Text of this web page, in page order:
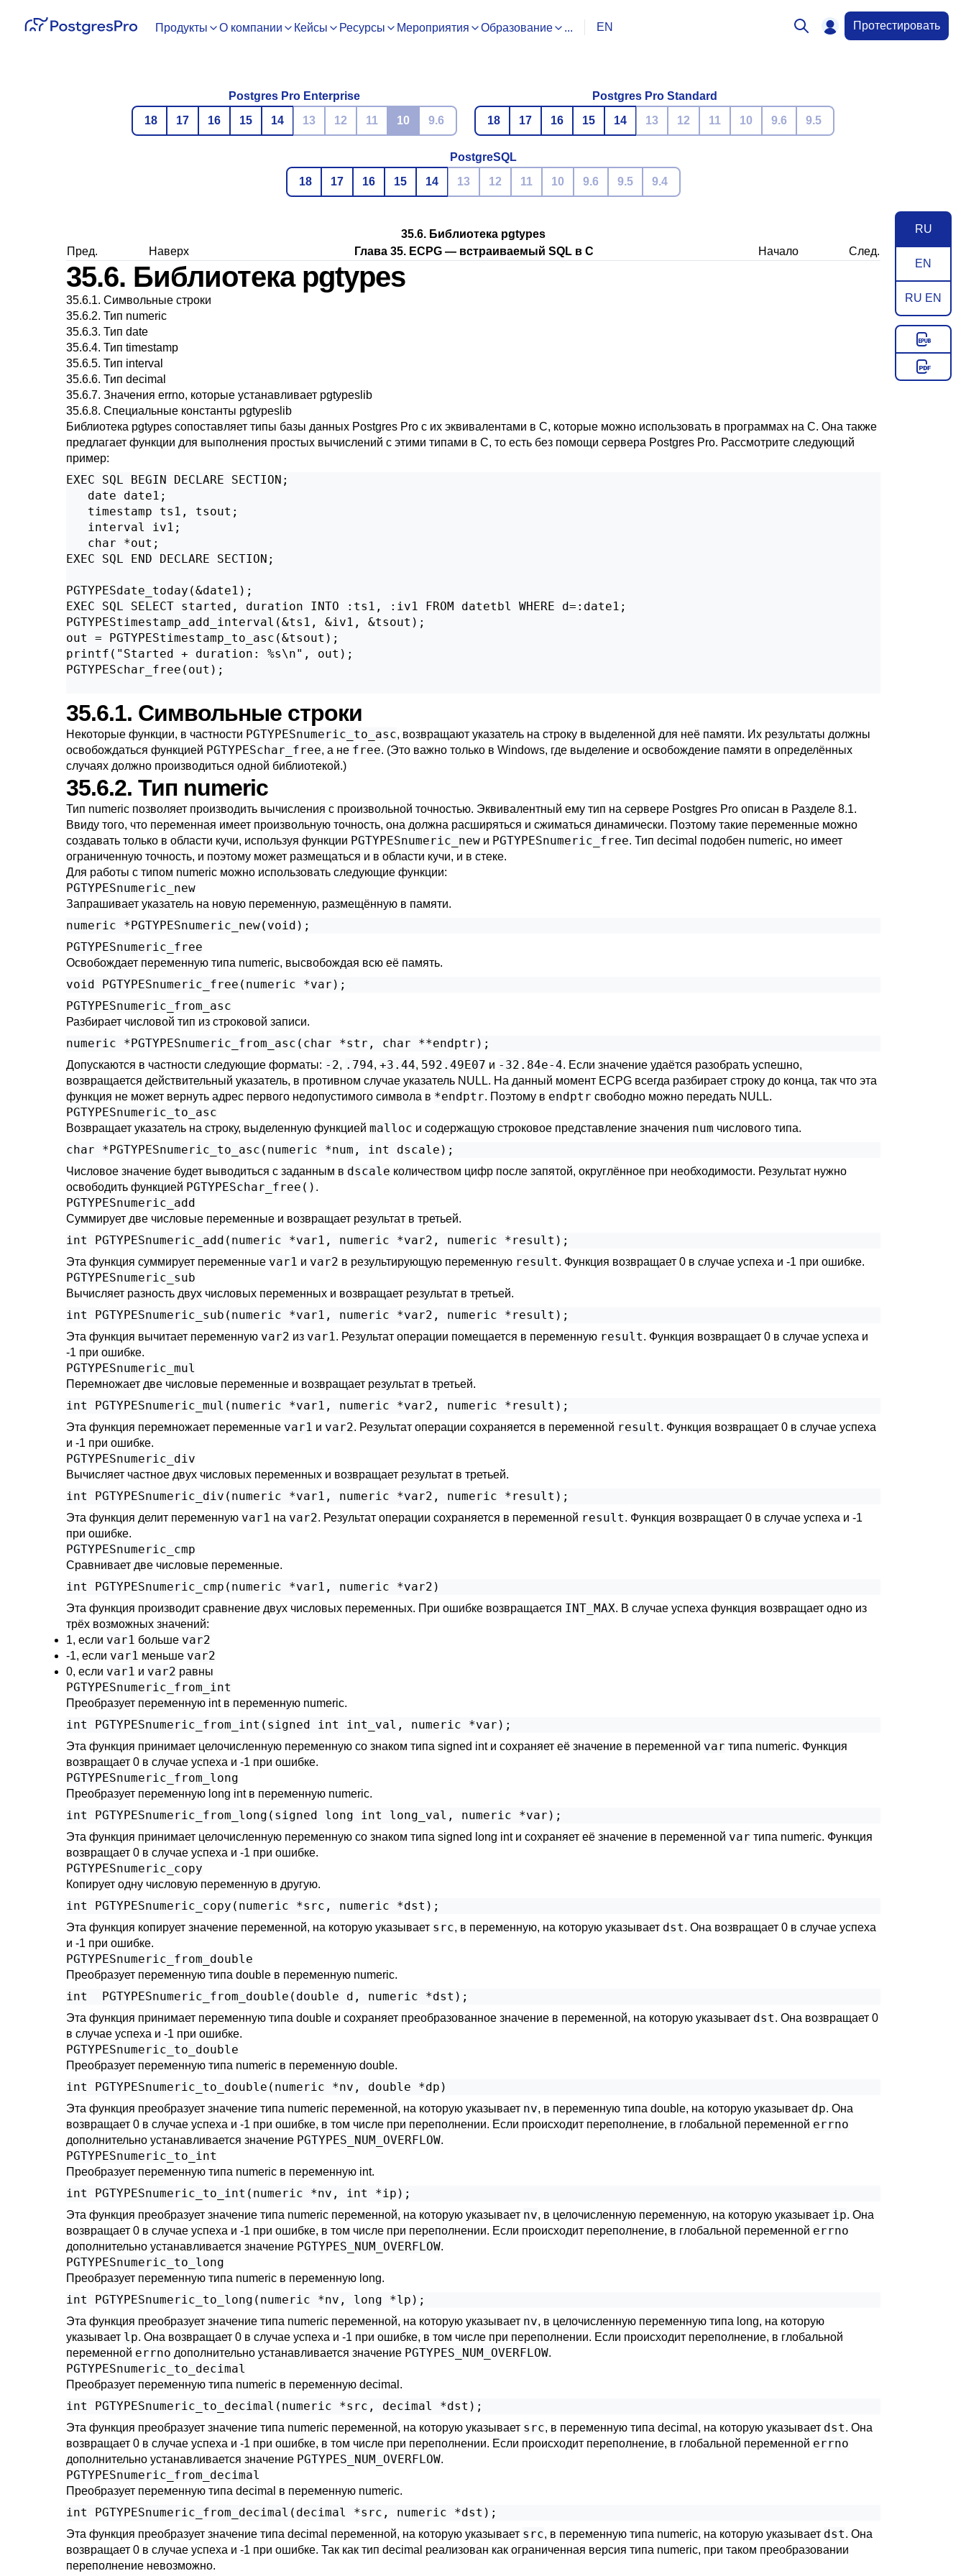
Продукты О компании Кейсы Ресурсы Мероприятия Образование ... EN Протестировать
Postgres Pro Enterprise
18
17 16 15 14 13 12 11 10 9.6
Postgres Pro Standard
18
17 16 15 14 13 12 11 10 9.6 9.5
PostgreSQL
18
17 16 15 14 13 12 11 10 9.6 9.5 9.4
RU
EN
RU EN
35.6. Библиотека pgtypes
Пред.
Наверх Глава 35. ECPG — встраиваемый SQL в C Начало След.
35.6. Библиотека pgtypes
35.6.1. Символьные строки
35.6.2. Тип numeric
35.6.3. Тип date
35.6.4. Тип timestamp
35.6.5. Тип interval
35.6.6. Тип decimal
35.6.7. Значения errno, которые устанавливает pgtypeslib
35.6.8. Специальные константы pgtypeslib
Библиотека pgtypes сопоставляет типы базы данных Postgres Pro с их эквивалентами в C, которые можно использовать в программах на C. Она также
предлагает функции для выполнения простых вычислений с этими типами в C, то есть без помощи сервера Postgres Pro. Рассмотрите следующий
пример:
EXEC SQL BEGIN DECLARE SECTION;
   date date1;
   timestamp ts1, tsout;
   interval iv1;
   char *out;
EXEC SQL END DECLARE SECTION;
PGTYPESdate_today(&date1);
EXEC SQL SELECT started, duration INTO :ts1, :iv1 FROM datetbl WHERE d=:date1;
PGTYPEStimestamp_add_interval(&ts1, &iv1, &tsout);
out = PGTYPEStimestamp_to_asc(&tsout);
printf("Started + duration: %s\n", out);
PGTYPESchar_free(out);
35.6.1. Символьные строки
Некоторые функции, в частности PGTYPESnumeric_to_asc, возвращают указатель на строку в выделенной для неё памяти. Их результаты должны
освобождаться функцией PGTYPESchar_free, а не free. (Это важно только в Windows, где выделение и освобождение памяти в определённых
случаях должно производиться одной библиотекой.)
35.6.2. Тип numeric
Тип numeric позволяет производить вычисления с произвольной точностью. Эквивалентный ему тип на сервере Postgres Pro описан в Разделе 8.1.
Ввиду того, что переменная имеет произвольную точность, она должна расширяться и сжиматься динамически. Поэтому такие переменные можно
создавать только в области кучи, используя функции PGTYPESnumeric_new и PGTYPESnumeric_free. Тип decimal подобен numeric, но имеет
ограниченную точность, и поэтому может размещаться и в области кучи, и в стеке.
Для работы с типом numeric можно использовать следующие функции:
PGTYPESnumeric_new
Запрашивает указатель на новую переменную, размещённую в памяти.
PGTYPESnumeric_free
Освобождает переменную типа numeric, высвобождая всю её память.
PGTYPESnumeric_from_asc
Разбирает числовой тип из строковой записи.
Допускаются в частности следующие форматы: -2, .794, +3.44, 592.49E07 и -32.84e-4. Если значение удаётся разобрать успешно,
возвращается действительный указатель, в противном случае указатель NULL. На данный момент ECPG всегда разбирает строку до конца, так что эта
функция не может вернуть адрес первого недопустимого символа в *endptr. Поэтому в endptr свободно можно передать NULL.
PGTYPESnumeric_to_asc
Возвращает указатель на строку, выделенную функцией malloc и содержащую строковое представление значения num числового типа.
Числовое значение будет выводиться с заданным в dscale количеством цифр после запятой, округлённое при необходимости. Результат нужно
освободить функцией PGTYPESchar_free() .
PGTYPESnumeric_add
Суммирует две числовые переменные и возвращает результат в третьей.
Эта функция суммирует переменные var1 и var2 в результирующую переменную result. Функция возвращает 0 в случае успеха и -1 при ошибке.
PGTYPESnumeric_sub
Вычисляет разность двух числовых переменных и возвращает результат в третьей.
Эта функция вычитает переменную var2 из var1. Результат операции помещается в переменную result. Функция возвращает 0 в случае успеха и
-1 при ошибке.
PGTYPESnumeric_mul
Перемножает две числовые переменные и возвращает результат в третьей.
Эта функция перемножает переменные var1 и var2. Результат операции сохраняется в переменной result. Функция возвращает 0 в случае успеха
и -1 при ошибке.
PGTYPESnumeric_div
Вычисляет частное двух числовых переменных и возвращает результат в третьей.
Эта функция делит переменную var1 на var2. Результат операции сохраняется в переменной result. Функция возвращает 0 в случае успеха и -1
при ошибке.
PGTYPESnumeric_cmp
Сравнивает две числовые переменные.
Эта функция производит сравнение двух числовых переменных. При ошибке возвращается INT_MAX. В случае успеха функция возвращает одно из
трёх возможных значений:
1, если var1 больше var2
-1, если var1 меньше var2
0, если var1 и var2 равны
PGTYPESnumeric_from_int
Преобразует переменную int в переменную numeric.
Эта функция принимает целочисленную переменную со знаком типа signed int и сохраняет её значение в переменной var типа numeric. Функция
возвращает 0 в случае успеха и -1 при ошибке.
PGTYPESnumeric_from_long
Преобразует переменную long int в переменную numeric.
Эта функция принимает целочисленную переменную со знаком типа signed long int и сохраняет её значение в переменной var типа numeric. Функция
возвращает 0 в случае успеха и -1 при ошибке.
PGTYPESnumeric_copy
Копирует одну числовую переменную в другую.
Эта функция копирует значение переменной, на которую указывает src, в переменную, на которую указывает dst. Она возвращает 0 в случае успеха
и -1 при ошибке.
PGTYPESnumeric_from_double
Преобразует переменную типа double в переменную numeric.
Эта функция принимает переменную типа double и сохраняет преобразованное значение в переменной, на которую указывает dst. Она возвращает 0
в случае успеха и -1 при ошибке.
PGTYPESnumeric_to_double
Преобразует переменную типа numeric в переменную double.
Эта функция преобразует значение типа numeric переменной, на которую указывает nv, в переменную типа double, на которую указывает dp. Она
возвращает 0 в случае успеха и -1 при ошибке, в том числе при переполнении. Если происходит переполнение, в глобальной переменной errno
дополнительно устанавливается значение PGTYPES_NUM_OVERFLOW.
PGTYPESnumeric_to_int
Преобразует переменную типа numeric в переменную int.
Эта функция преобразует значение типа numeric переменной, на которую указывает nv, в целочисленную переменную, на которую указывает ip. Она
возвращает 0 в случае успеха и -1 при ошибке, в том числе при переполнении. Если происходит переполнение, в глобальной переменной errno
дополнительно устанавливается значение PGTYPES_NUM_OVERFLOW.
PGTYPESnumeric_to_long
Преобразует переменную типа numeric в переменную long.
Эта функция преобразует значение типа numeric переменной, на которую указывает nv, в целочисленную переменную типа long, на которую
указывает lp. Она возвращает 0 в случае успеха и -1 при ошибке, в том числе при переполнении. Если происходит переполнение, в глобальной
переменной errno дополнительно устанавливается значение PGTYPES_NUM_OVERFLOW.
PGTYPESnumeric_to_decimal
Преобразует переменную типа numeric в переменную decimal.
Эта функция преобразует значение типа numeric переменной, на которую указывает src, в переменную типа decimal, на которую указывает dst. Она
возвращает 0 в случае успеха и -1 при ошибке, в том числе при переполнении. Если происходит переполнение, в глобальной переменной errno
дополнительно устанавливается значение PGTYPES_NUM_OVERFLOW.
PGTYPESnumeric_from_decimal
Преобразует переменную типа decimal в переменную numeric.
Эта функция преобразует значение типа decimal переменной, на которую указывает src, в переменную типа numeric, на которую указывает dst. Она
возвращает 0 в случае успеха и -1 при ошибке. Так как тип decimal реализован как ограниченная версия типа numeric, при таком преобразовании
переполнение невозможно.